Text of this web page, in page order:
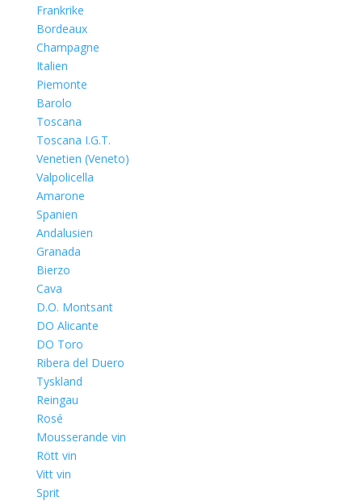
Frankrike
Bordeaux
Champagne
Italien
Piemonte
Barolo
Toscana
Toscana I.G.T.
Venetien (Veneto)
Valpolicella
Amarone
Spanien
Andalusien
Granada
Bierzo
Cava
D.O. Montsant
DO Alicante
DO Toro
Ribera del Duero
Tyskland
Reingau
Rosé
Mousserande vin
Rött vin
Vitt vin
Sprit